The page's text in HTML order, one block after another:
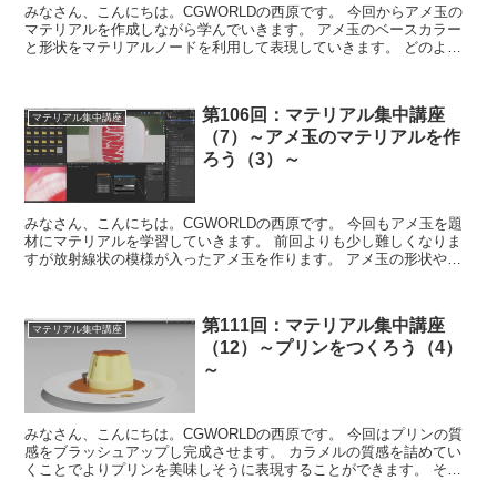
みなさん、こんにちは。CGWORLDの西原です。 今回からアメ玉の
マテリアルを作成しながら学んでいきます。 アメ玉のベースカラー
と形状をマテリアルノードを利用して表現していきます。 どのよう
マテリアル集中講座
第106回：マテリアル集中講座
（7）～アメ玉のマテリアルを作
ろう（3）～
みなさん、こんにちは。CGWORLDの西原です。 今回もアメ玉を題
材にマテリアルを学習していきます。 前回よりも少し難しくなりま
すが放射線状の模様が入ったアメ玉を作ります。 アメ玉の形状や質
マテリアル集中講座
第111回：マテリアル集中講座
（12）～プリンをつくろう（4）
～
みなさん、こんにちは。CGWORLDの西原です。 今回はプリンの質
感をブラッシュアップし完成させます。 カラメルの質感を詰めてい
くことでよりプリンを美味しそうに表現することができます。 それ